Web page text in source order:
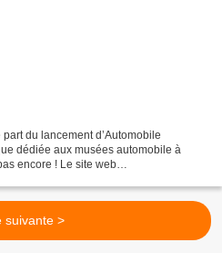
du lancement d’Automobile
dédiée aux musées automobile à
encore ! Le site web
suivante >